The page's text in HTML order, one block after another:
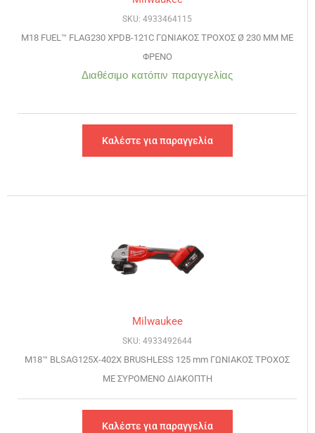
SKU: 4933464115
M18 FUEL™ FLAG230 XPDB-121C ΓΩΝΙΑΚΟΣ ΤΡΟΧΟΣ Ø 230 MM ΜΕ
ΦΡΕΝΟ
Διαθέσιμο κατόπιν παραγγελίας
Καλέστε για παραγγελία
Milwaukee
SKU: 4933492644
M18™ BLSAG125X-402X BRUSHLESS 125 mm ΓΩΝΙΑΚΟΣ ΤΡΟΧΟΣ
ΜΕ ΣΥΡΟΜΕΝΟ ΔΙΑΚΟΠΤΗ
Καλέστε για παραγγελία